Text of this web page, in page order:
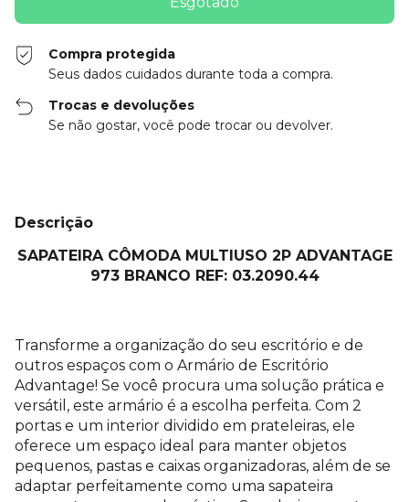
Compra protegida
Seus dados cuidados durante toda a compra.
Trocas e devoluções
Se não gostar, você pode trocar ou devolver.
Descrição
SAPATEIRA CÔMODA MULTIUSO 2P ADVANTAGE
973 BRANCO REF: 03.2090.44
Transforme a organização do seu escritório e de
outros espaços com o Armário de Escritório
Advantage! Se você procura uma solução prática e
versátil, este armário é a escolha perfeita. Com 2
portas e um interior dividido em prateleiras, ele
oferece um espaço ideal para manter objetos
pequenos, pastas e caixas organizadoras, além de se
adaptar perfeitamente como uma sapateira